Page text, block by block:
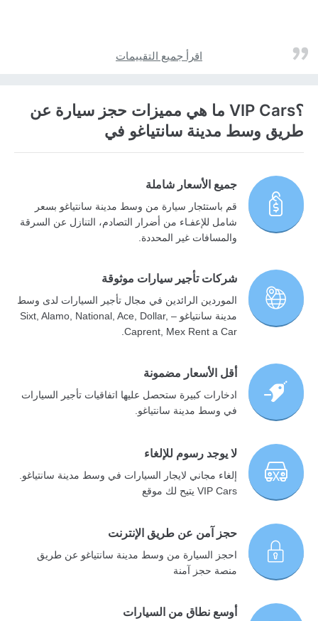
اقرأ جميع التقييمات
؟VIP Cars ما هي مميزات حجز سيارة عن
طريق وسط مدينة سانتياغو في
جميع الأسعار شاملة
قم باستئجار سيارة من وسط مدينة سانتياغو بسعر
شامل للإعفـاء من أضرار التصادم، التنازل عن السرقة
والمسافات غير المحددة.
شركات تأجير سيارات موثوقة
الموردين الرائدين في مجال تأجير السيارات لدى وسط
مدينة سانتياغو – Sixt, Alamo, National, Ace, Dollar,
Caprent, Mex Rent a Car.
أقل الأسعار مضمونة
ادخارات كبيرة ستحصل عليها اتفاقيات تأجير السيارات
في وسط مدينة سانتياغو.
لا يوجد رسوم للإلغاء
إلغاء مجاني لايجار السيارات في وسط مدينة سانتياغو.
VIP Cars يتيح لك موقع
حجز آمن عن طريق الإنترنت
احجز السيارة من وسط مدينة سانتياغو عن طريق
منصة حجز آمنة
أوسع نطاق من السيارات